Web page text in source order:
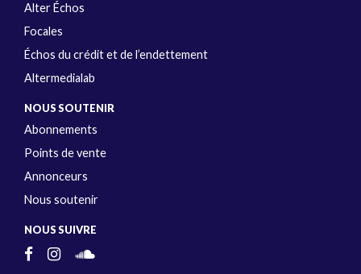
Alter Échos
Focales
Échos du crédit et de l’endettement
Altermedialab
NOUS SOUTENIR
Abonnements
Points de vente
Annonceurs
Nous soutenir
NOUS SUIVRE